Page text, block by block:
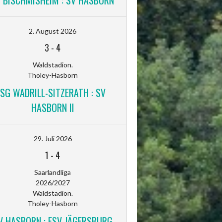
2. August 2026
3 - 4
Waldstadion.
Tholey-Hasborn
SG WADRILL-SITZERATH : SV
HASBORN II
29. Juli 2026
1 - 4
Saarlandliga
2026/2027
Waldstadion.
Tholey-Hasborn